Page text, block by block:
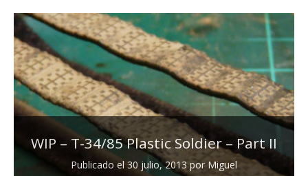
WIP – T-34/85 Plastic Soldier – Part II
Publicado el 30 julio, 2013por Miguel